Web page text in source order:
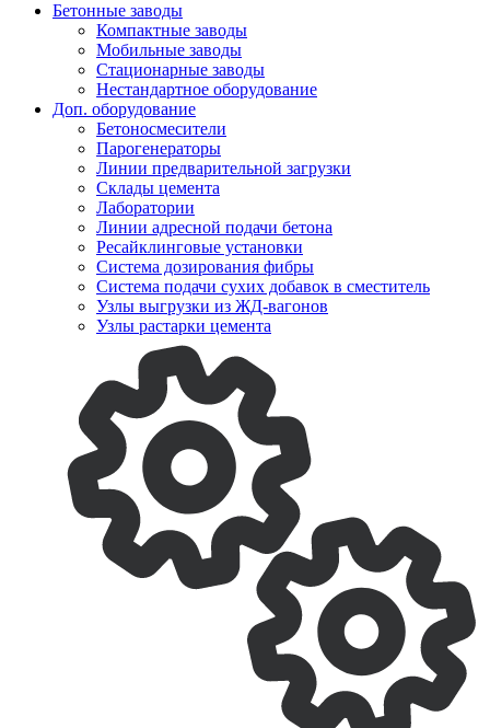
Бетонные заводы
Компактные заводы
Мобильные заводы
Стационарные заводы
Нестандартное оборудование
Доп. оборудование
Бетоносмесители
Парогенераторы
Линии предварительной загрузки
Склады цемента
Лаборатории
Линии адресной подачи бетона
Ресайклинговые установки
Система дозирования фибры
Система подачи сухих добавок в сместитель
Узлы выгрузки из ЖД-вагонов
Узлы растарки цемента